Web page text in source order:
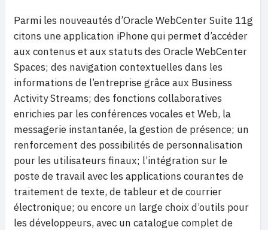
Parmi les nouveautés d’Oracle WebCenter Suite 11g
citons une application iPhone qui permet d’accéder
aux contenus et aux statuts des Oracle WebCenter
Spaces; des navigation contextuelles dans les
informations de l’entreprise grâce aux Business
Activity Streams; des fonctions collaboratives
enrichies par les conférences vocales et Web, la
messagerie instantanée, la gestion de présence; un
renforcement des possibilités de personnalisation
pour les utilisateurs finaux; l’intégration sur le
poste de travail avec les applications courantes de
traitement de texte, de tableur et de courrier
électronique; ou encore un large choix d’outils pour
les développeurs, avec un catalogue complet de